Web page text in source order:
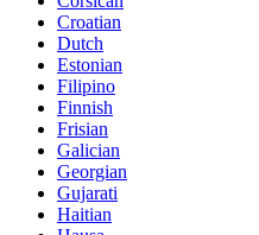
Croatian
Dutch
Estonian
Filipino
Finnish
Frisian
Galician
Georgian
Gujarati
Haitian